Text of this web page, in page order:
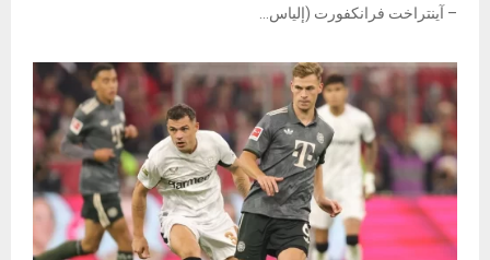
– آينتراخت فرانكفورت (إلياس...